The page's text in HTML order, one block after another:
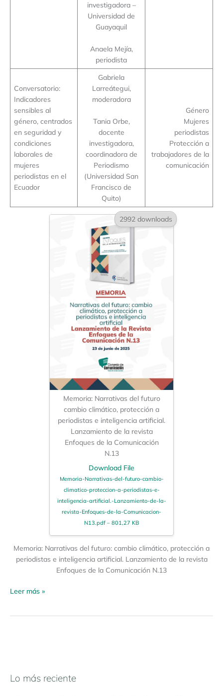
investigadora –
Universidad de
Guayaquil
Anaela Mejía,
periodista
Conversatorio:
Indicadores
sensibles al
género, centrados
en seguridad y
condiciones
laborales de
mujeres
periodistas en el
Ecuador
Gabriela
Larreátegui,
moderadora
Tania Orbe,
docente
investigadora,
coordinadora de
Periodismo
(Universidad San
Francisco de
Quito)
Género
Mujeres
periodistas
Protección a
trabajadores de la
comunicación
2992 downloads
Memoria: Narrativas del futuro
cambio climático, protección a
periodistas e inteligencia artificial.
Lanzamiento de la revista
Enfoques de la Comunicación
N.13
Download File
Memoria-Narrativas-del-futuro-cambio-
climatico-proteccion-a-periodistas-e-
inteligencia-artificial.-Lanzamiento-de-la-
revista-Enfoques-de-la-Comunicacion-
N13.pdf – 801,27 KB
Memoria: Narrativas del futuro: cambio climático, protección a
periodistas e inteligencia artificial. Lanzamiento de la revista
Enfoques de la Comunicación N.13
Leer más »
Lo más reciente
N